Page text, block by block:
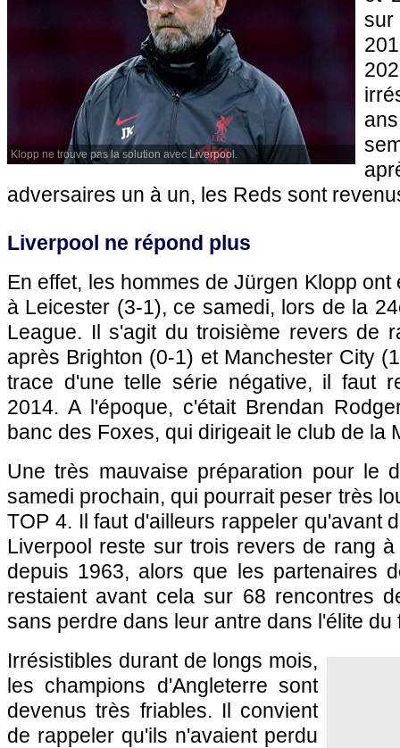
Klopp ne trouve pas la solution avec Liverpool.
adversaires un à un, les Reds sont
Liverpool ne répond plus
En effet, les hommes de Jürgen Klopp
à Leicester (3-1), ce samedi, lors de la
League. Il s'agit du troisième revers de
après Brighton (0-1) et Manchester City
trace d'une telle série négative, il faut
2014. A l'époque, c'était Brendan
banc des Foxes, qui dirigeait le club de la
Une très mauvaise préparation pour le
samedi prochain, qui pourrait peser très
TOP 4. Il faut d'ailleurs rappeler qu'avant
Liverpool reste sur trois revers de rang
depuis 1963, alors que les partenaires
restaient avant cela sur 68 rencontres
sans perdre dans leur antre dans l'élite du
Irrésistibles durant de longs mois,
les champions d'Angleterre sont
devenus très friables. Il convient
de rappeler qu'ils n'avaient perdu